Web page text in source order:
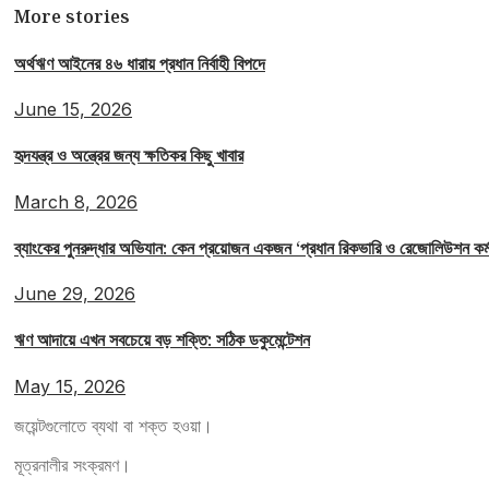
More stories
অর্থঋণ আইনের ৪৬ ধারায় প্রধান নির্বাহী বিপদে
June 15, 2026
হৃদযন্ত্র ও অন্ত্রের জন্য ক্ষতিকর কিছু খাবার
March 8, 2026
ব্যাংকের পুনরুদ্ধার অভিযান: কেন প্রয়োজন একজন ‘প্রধান রিকভারি ও রেজোলিউশন
June 29, 2026
ঋণ আদায়ে এখন সবচেয়ে বড় শক্তি: সঠিক ডকুমেন্টেশন
May 15, 2026
জয়েন্টগুলোতে ব্যথা বা শক্ত হওয়া।
মূত্রনালীর সংক্রমণ।